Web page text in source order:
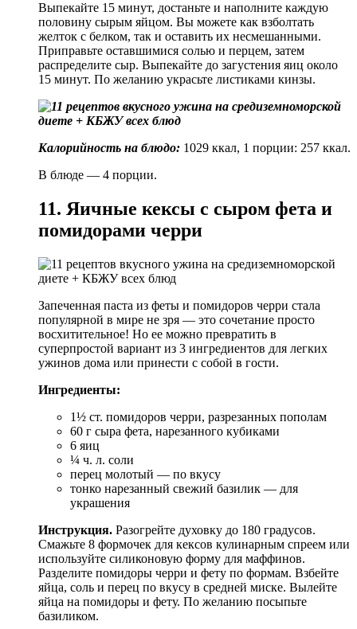
Выпекайте 15 минут, достаньте и наполните каждую
половину сырым яйцом. Вы можете как взболтать
желток с белком, так и оставить их несмешанными.
Приправьте оставшимися солью и перцем, затем
распределите сыр. Выпекайте до загустения яиц около
15 минут. По желанию украсьте листиками кинзы.
Калорийность на блюдо: 1029 ккал, 1 порции: 257 ккал.
В блюде — 4 порции.
11. Яичные кексы с сыром фета и
помидорами черри
Запеченная паста из феты и помидоров черри стала
популярной в мире не зря — это сочетание просто
восхитительное! Но ее можно превратить в
суперпростой вариант из 3 ингредиентов для легких
ужинов дома или принести с собой в гости.
Ингредиенты:
1½ ст. помидоров черри, разрезанных пополам
60 г сыра фета, нарезанного кубиками
6 яиц
¼ ч. л. соли
перец молотый — по вкусу
тонко нарезанный свежий базилик — для
украшения
Инструкция. Разогрейте духовку до 180 градусов.
Смажьте 8 формочек для кексов кулинарным спреем или
используйте силиконовую форму для маффинов.
Разделите помидоры черри и фету по формам. Взбейте
яйца, соль и перец по вкусу в средней миске. Вылейте
яйца на помидоры и фету. По желанию посыпьте
базиликом.